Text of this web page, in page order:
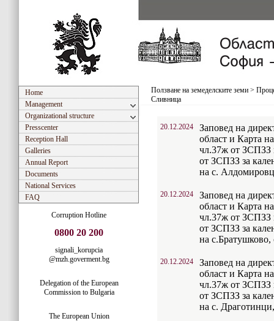
Home
Management
Organizational structure
Presscenter
Reception Hall
Galleries
Annual Report
Documents
National Services
FAQ
Corruption Hotline
0800 20 200
signali_korupcia
@mzh.goverment.bg
Delegation of the European
Commission to Bulgaria
The European Union
Ползване на земеделските земи >
Сливница
20.12.2024
Заповед на
област и Карта
чл.37ж от ЗСПЗЗ
от ЗСПЗЗ за
на с.
20.12.2024
Заповед на
област и Карта
чл.37ж от ЗСПЗЗ
от ЗСПЗЗ за
на
20.12.2024
Заповед на
област и Карта
чл.37ж от ЗСПЗЗ
от ЗСПЗЗ за
на с.